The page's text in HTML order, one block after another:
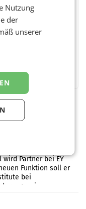
wird Partner bei EY
Funktion soll er
bei
im
bei
Nutzung
der
unserer